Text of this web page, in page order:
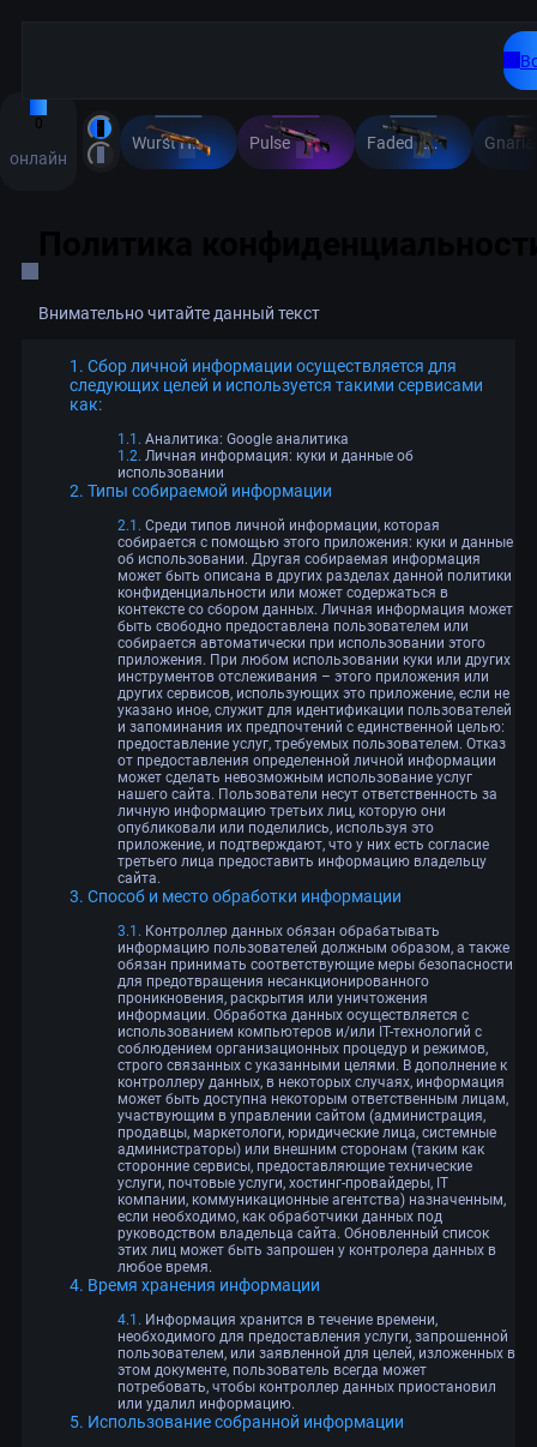
0
онлайн
Wurst Hölle Pulse Faded Zebra
Внимательно читайте данный текст
Сбор личной информации осуществляется для
следующих целей и используется такими сервисами
как:
Аналитика: Google аналитика
Личная информация: куки и данные об
использовании
Типы собираемой информации
Среди типов личной информации, которая
собирается с помощью этого приложения: куки и данные
об использовании. Другая собираемая информация
может быть описана в других разделах данной политики
конфиденциальности или может содержаться в
контексте со сбором данных. Личная информация может
быть свободно предоставлена пользователем или
собирается автоматически при использовании этого
приложения. При любом использовании куки или других
инструментов отслеживания – этого приложения или
других сервисов, использующих это приложение, если не
указано иное, служит для идентификации пользователей
и запоминания их предпочтений с единственной целью:
предоставление услуг, требуемых пользователем. Отказ
от предоставления определенной личной информации
может сделать невозможным использование услуг
нашего сайта. Пользователи несут ответственность за
личную информацию третьих лиц, которую они
опубликовали или поделились, используя это
приложение, и подтверждают, что у них есть согласие
третьего лица предоставить информацию владельцу
сайта.
Способ и место обработки информации
Контроллер данных обязан обрабатывать
информацию пользователей должным образом, а также
обязан принимать соответствующие меры безопасности
для предотвращения несанкционированного
проникновения, раскрытия или уничтожения
информации. Обработка данных осуществляется с
использованием компьютеров и/или IT-технологий с
соблюдением организационных процедур и режимов,
строго связанных с указанными целями. В дополнение к
контроллеру данных, в некоторых случаях, информация
может быть доступна некоторым ответственным лицам,
участвующим в управлении сайтом (администрация,
продавцы, маркетологи, юридические лица, системные
администраторы) или внешним сторонам (таким как
сторонние сервисы, предоставляющие технические
услуги, почтовые услуги, хостинг-провайдеры, IT
компании, коммуникационные агентства) назначенным,
если необходимо, как обработчики данных под
руководством владельца сайта. Обновленный список
этих лиц может быть запрошен у контролера данных в
любое время.
Время хранения информации
Информация хранится в течение времени,
необходимого для предоставления услуги, запрошенной
пользователем, или заявленной для целей, изложенных в
этом документе, пользователь всегда может
потребовать, чтобы контроллер данных приостановил
или удалил информацию.
Использование собранной информации